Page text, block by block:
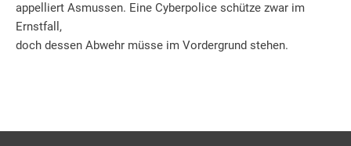
appelliert Asmussen. Eine Cyberpolice schütze zwar im
Ernstfall,
doch dessen Abwehr müsse im Vordergrund stehen.